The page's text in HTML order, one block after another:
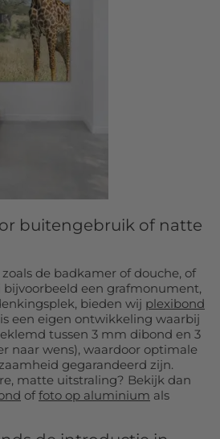
buitengebruik of natte
de badkamer of douche, of
een grafmonument,
bieden wij plexibond
een eigen ontwikkeling waarbij
tussen 3 mm dibond en 3
naar wens), waardoor optimale
gegarandeerd zijn.
matte uitstraling? Bekijk dan
offoto op aluminium als